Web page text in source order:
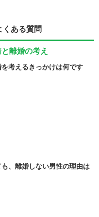
くある質問
離婚の考え
考えるきっかけは何です
、離婚しない男性の理由は